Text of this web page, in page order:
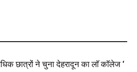
छात्रों ने चुना देहरादून का लाॅ काॅलेज ‘